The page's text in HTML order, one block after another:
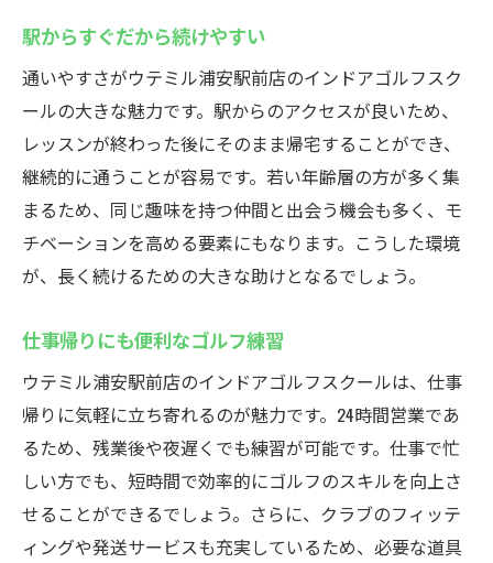
駅からすぐだから続けやすい
通いやすさがウテミル浦安駅前店のインドアゴルフスク
ールの大きな魅力です。駅からのアクセスが良いため、
レッスンが終わった後にそのまま帰宅することができ、
継続的に通うことが容易です。若い年齢層の方が多く集
まるため、同じ趣味を持つ仲間と出会う機会も多く、モ
チベーションを高める要素にもなります。こうした環境
が、長く続けるための大きな助けとなるでしょう。
仕事帰りにも便利なゴルフ練習
ウテミル浦安駅前店のインドアゴルフスクールは、仕事
帰りに気軽に立ち寄れるのが魅力です。24時間営業であ
るため、残業後や夜遅くでも練習が可能です。仕事で忙
しい方でも、短時間で効率的にゴルフのスキルを向上さ
せることができるでしょう。さらに、クラブのフィッテ
ィングや発送サービスも充実しているため、必要な道具